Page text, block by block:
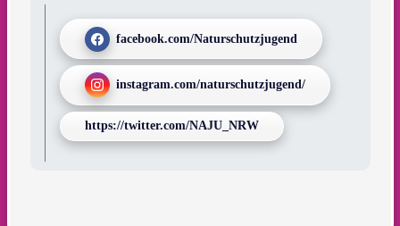
facebook.com/Naturschutzjugend
instagram.com/naturschutzjugend/
https://twitter.com/NAJU_NRW